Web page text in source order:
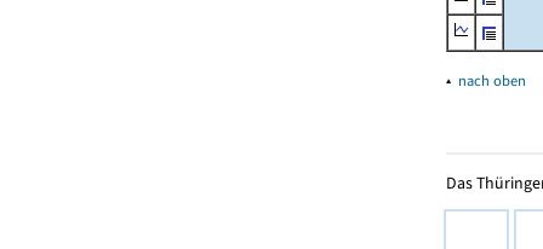
▴ nach oben
Das